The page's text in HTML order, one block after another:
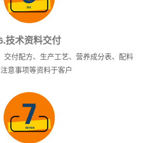
技术资料交付
交付配方、生产工艺、营养成分表、配料
意事项等资料于客户